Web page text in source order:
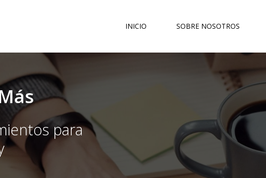
INICIO SOBRE NOSOTROS
para